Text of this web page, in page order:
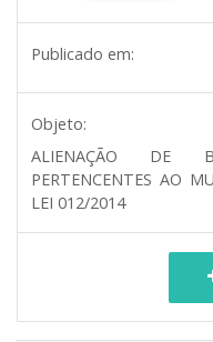
Publicado em:
Objeto:
ALIENAÇÃO DE
PERTENCENTES AO
LEI 012/2014